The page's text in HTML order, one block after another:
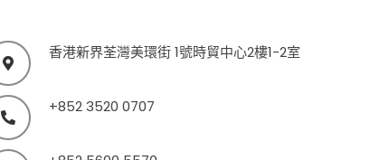
香港新界荃灣美環街 1號時貿中心2樓1-2室
+852 3520 0707